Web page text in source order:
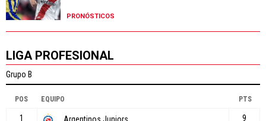
PRONÓSTICOS
LIGA PROFESIONAL